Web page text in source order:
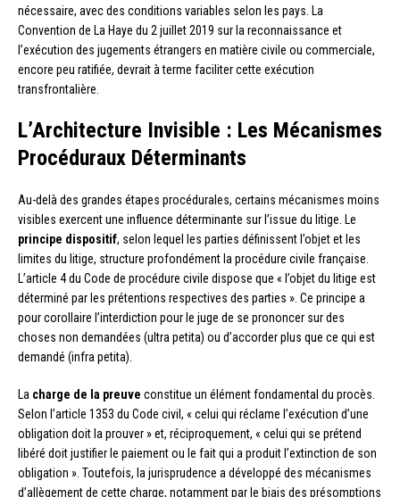
nécessaire, avec des conditions variables selon les pays. La
Convention de La Haye du 2 juillet 2019 sur la reconnaissance et
l’exécution des jugements étrangers en matière civile ou commerciale,
encore peu ratifiée, devrait à terme faciliter cette exécution
transfrontalière.
L’Architecture Invisible : Les Mécanismes
Procéduraux Déterminants
Au-delà des grandes étapes procédurales, certains mécanismes moins
visibles exercent une influence déterminante sur l’issue du litige. Le
principe dispositif, selon lequel les parties définissent l’objet et les
limites du litige, structure profondément la procédure civile française.
L’article 4 du Code de procédure civile dispose que « l’objet du litige est
déterminé par les prétentions respectives des parties ». Ce principe a
pour corollaire l’interdiction pour le juge de se prononcer sur des
choses non demandées (ultra petita) ou d’accorder plus que ce qui est
demandé (infra petita).
La charge de la preuve constitue un élément fondamental du procès.
Selon l’article 1353 du Code civil, « celui qui réclame l’exécution d’une
obligation doit la prouver » et, réciproquement, « celui qui se prétend
libéré doit justifier le paiement ou le fait qui a produit l’extinction de son
obligation ». Toutefois, la jurisprudence a développé des mécanismes
d’allègement de cette charge, notamment par le biais des présomptions